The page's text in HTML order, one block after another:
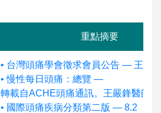
重點摘要
• 台灣頭痛學會徵求會員公告 — 王署
• 慢性每日頭痛：總覽 —
轉載自ACHE頭痛通訊。王嚴鋒醫師譯
• 國際頭痛疾病分類第二版 — 8.2